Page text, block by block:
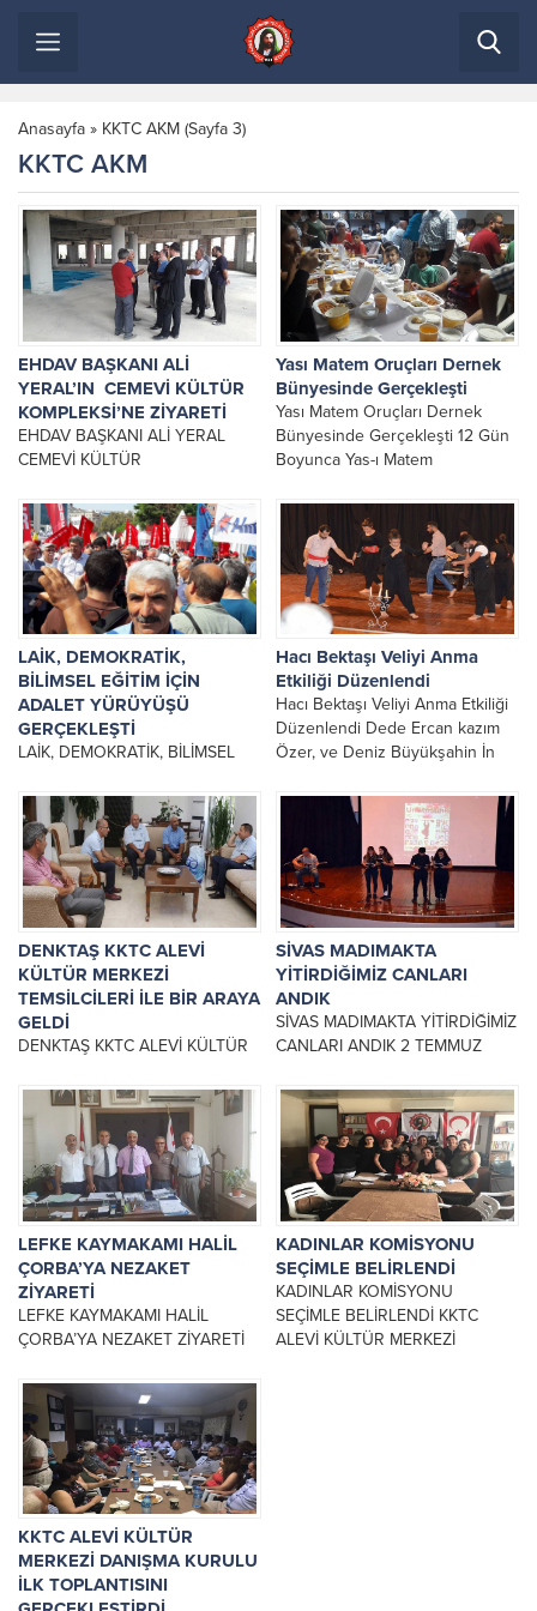
Anasayfa » KKTC AKM (Sayfa 3)
KKTC AKM
EHDAV BAŞKANI ALİ
YERAL’IN CEMEVİ KÜLTÜR
KOMPLEKSİ’NE ZİYARETİ
EHDAV BAŞKANI ALİ YERAL
CEMEVİ KÜLTÜR
GERÇEKLEŞTİRDİ. KENDİSİYLE
KURUMUMUZ VE ÇALIŞMALAR
HAKINDA BİLGİ ALIŞ VERİŞİNDE
BULUNDUK.
ZİYARETLERİNDEN...
Yası Matem Oruçları Dernek
Bünyesinde Gerçekleşti
Yası Matem Oruçları Dernek
Bünyesinde Gerçekleşti 12 Gün
Boyunca Yas-ı Matem
Dilekleri Hak ile Hakikat, Hizmet
Edenlerin...
LAİK, DEMOKRATİK,
BİLİMSEL EĞİTİM İÇİN
ADALET YÜRÜYÜŞÜ
GERÇEKLEŞTİ
LAİK, DEMOKRATİK, BİLİMSEL
YÜRÜYÜŞÜ GERÇEKLEŞTİ
DEMOKRATİK BİLİMSEL EĞİTİM
İÇİN ADALET İSTİYORUZ!
YÜRÜYÜŞÜNE KKTC ALEVİ
KÜLTÜR MERKEZİ OLARAK...
Hacı Bektaşı Veliyi Anma
Etkiliği Düzenlendi
Hacı Bektaşı Veliyi Anma Etkiliği
Düzenlendi Dede Ercan kazım
Özer, ve Deniz Büyükşahin İn
Veli Etkinliği...
DENKTAŞ KKTC ALEVİ
KÜLTÜR MERKEZİ
TEMSİLCİLERİ İLE BİR ARAYA
GELDİ
DENKTAŞ KKTC ALEVİ KÜLTÜR
ARAYA GELDİ Başbakan
Yardımcısı ve Maliye Bakanı
Serdar Denktaş, KKTC Alevi
Kültür...
SİVAS MADIMAKTA
YİTİRDİĞİMİZ CANLARI
ANDIK
SİVAS MADIMAKTA YİTİRDİĞİMİZ
CANLARI ANDIK 2 TEMMUZ
MADIMAKTA YİTİRDİĞİMİZ
CANLARI ANDIK 3 TEMMUZ
2017 PAZARTESİ GÜNÜ SAAT...
LEFKE KAYMAKAMI HALİL
ÇORBA’YA NEZAKET
ZİYARETİ
LEFKE KAYMAKAMI HALİL
ÇORBA’YA NEZAKET ZİYARETİ
Yönetim Kurulu ve Lefke Şubesi
Yönetiminden bir gurup Genel
Başkan...
KADINLAR KOMİSYONU
SEÇİMLE BELİRLENDİ
KADINLAR KOMİSYONU
SEÇİMLE BELİRLENDİ KKTC
ALEVİ KÜLTÜR MERKEZİ
KKTC ALEVİ KÜLTÜR
MERKEZİ DANIŞMA KURULU
İLK TOPLANTISINI